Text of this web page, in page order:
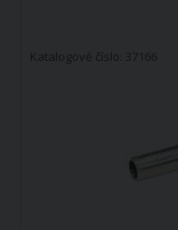
Katalogové číslo: 37166